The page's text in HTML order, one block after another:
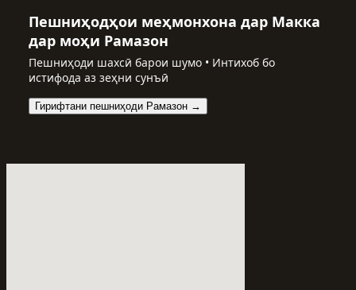
Пешниҳодҳои меҳмонхона дар Макка
дар моҳи Рамазон
Пешниҳоди шахсӣ барои шумо • Интихоб бо
истифода аз зеҳни сунъӣ
Гирифтани пешниҳоди Рамазон →